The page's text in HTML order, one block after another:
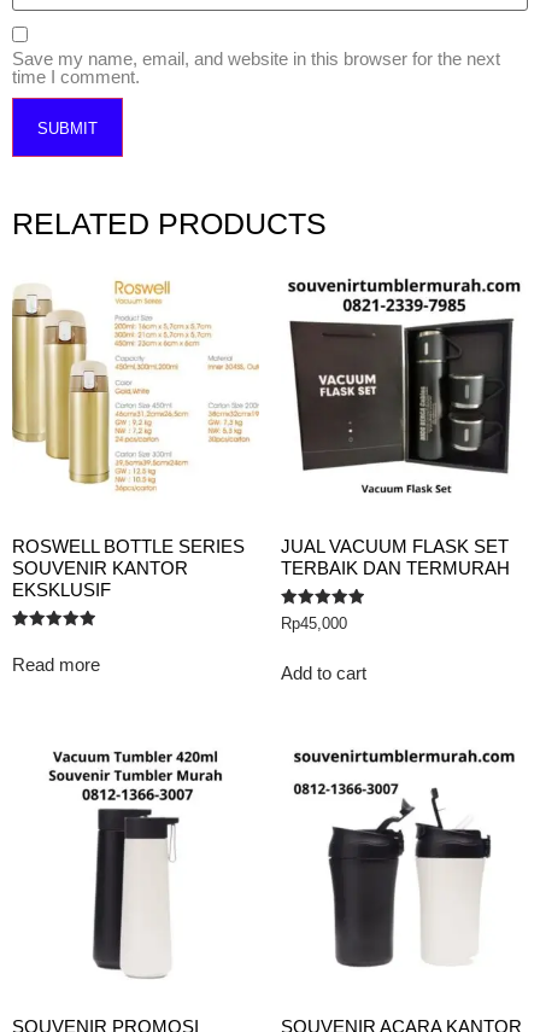
Save my name, email, and website in this browser for the next
time I comment.
RELATED PRODUCTS
ROSWELL BOTTLE SERIES
SOUVENIR KANTOR
EKSKLUSIF
5.00
out of 5
Read more
JUAL VACUUM FLASK SET
TERBAIK DAN TERMURAH
Rated
5.00
Rp45,000
Add to cart
SOUVENIR PROMOSI SOUVENIR ACARA KANTOR